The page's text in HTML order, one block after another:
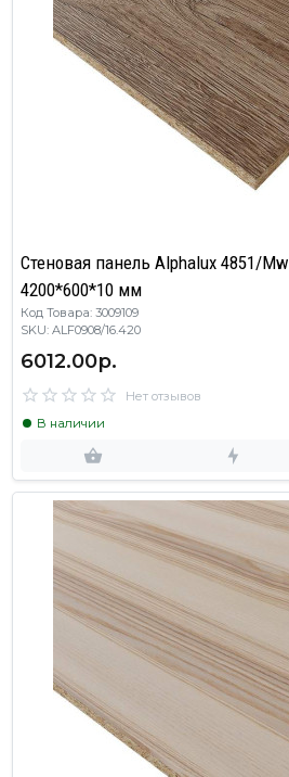
Cтеновая панель Alphalux 4851/Mw Магдебург
4200*600*10 мм
Код Товара: 3009109
SKU: ALF0908/16.420
6012.00р.
Нет отзывов
В наличии